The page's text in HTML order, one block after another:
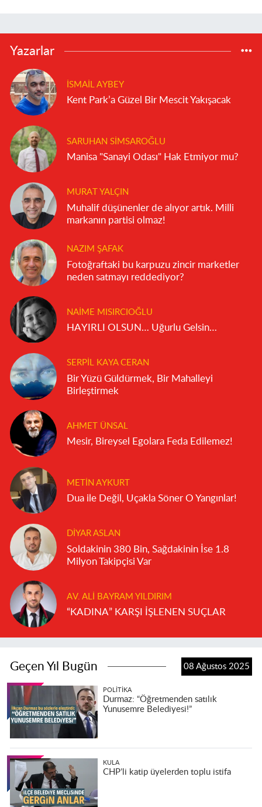
Yazarlar
İSMAIL AYBEY
Kent Park’a Güzel Bir Mescit Yakışacak
SARUHAN SIMSAROĞLU
Manisa "Sanayi Odası" Hak Etmiyor mu?
MURAT YALÇIN
Muhalif düşünenler de alıyor artık. Milli
markanın partisi olmaz!
NAZIM ŞAFAK
Fotoğraftaki bu karpuzu zincir marketler
neden satmayı reddediyor?
NAIME MISIRCIOĞLU
HAYIRLI OLSUN… Uğurlu Gelsin…
SERPIL KAYA CERAN
Bir Yüzü Güldürmek, Bir Mahalleyi
Birleştirmek
AHMET ÜNSAL
Mesir, Bireysel Egolara Feda Edilemez!
METIN AYKURT
Dua ile Değil, Uçakla Söner O Yangınlar!
DIYAR ASLAN
Soldakinin 380 Bin, Sağdakinin İse 1.8
Milyon Takipçisi Var
AV. ALI BAYRAM YILDIRIM
“KADINA” KARŞI İŞLENEN SUÇLAR
Geçen Yıl Bugün 08 Ağustos 2025
POLITIKA
Durmaz: “Öğretmenden satılık
Yunusemre Belediyesi!”
KULA
CHP’li katip üyelerden toplu istifa